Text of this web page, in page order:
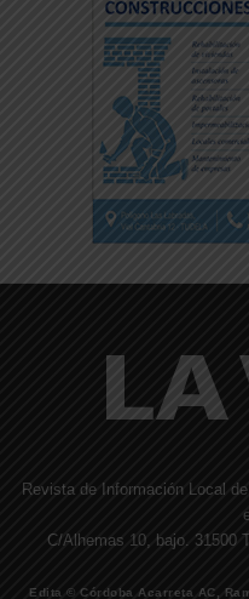
Revista de Información Local
C/Alhemas 10, bajo. 31500
Edita © Córdoba Acarreta AC,